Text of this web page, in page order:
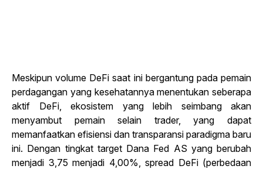
Meskipun volume DeFi saat ini bergantung pada pemain
perdagangan yang kesehatannya menentukan seberapa
aktif DeFi, ekosistem yang lebih seimbang akan
menyambut pemain selain trader, yang dapat
memanfaatkan efisiensi dan transparansi paradigma baru
ini. Dengan tingkat target Dana Fed AS yang berubah
menjadi 3,75 menjadi 4,00%, spread DeFi (perbedaan